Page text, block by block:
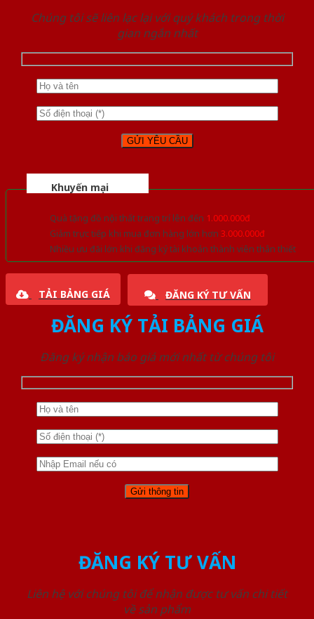
Chúng tôi sẽ liên lạc lại với quý khách trong thời
gian ngắn nhất
Khuyến mại
Quà tặng đồ nội thất trang trí lên đến 1.000.000đ
Giảm trực tiếp khi mua đơn hàng lớn hơn 3.000.000đ
Nhiều ưu đãi lớn khi đăng ký tài khoản thành viên thân thiết
TẢI BẢNG GIÁ ĐĂNG KÝ TƯ VẤN
ĐĂNG KÝ TẢI BẢNG GIÁ
Đăng ký nhận báo giá mới nhất từ chúng tôi
ĐĂNG KÝ TƯ VẤN
Liên hệ với chúng tôi để nhận được tư vấn chi tiết
về sản phẩm